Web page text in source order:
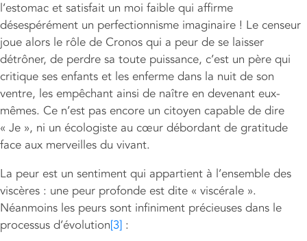
l’estomac et satisfait un moi faible qui affirme
désespérément un perfectionnisme imaginaire ! Le censeur
joue alors le rôle de Cronos qui a peur de se laisser
détrôner, de perdre sa toute puissance, c’est un père qui
critique ses enfants et les enferme dans la nuit de son
ventre, les empêchant ainsi de naître en devenant eux-
mêmes. Ce n’est pas encore un citoyen capable de dire
« Je », ni un écologiste au cœur débordant de gratitude
face aux merveilles du vivant.
La peur est un sentiment qui appartient à l’ensemble des
viscères : une peur profonde est dite « viscérale ».
Néanmoins les peurs sont infiniment précieuses dans le
processus d’évolution[3] :